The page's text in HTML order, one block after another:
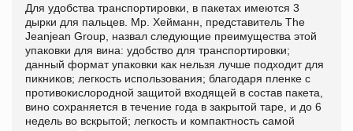
Для удобства транспортировки, в пакетах имеются 3
дырки для пальцев. Мр. Хейманн, представитель The
Jeanjean Group, назвал следующие преимущества этой
упаковки для вина: удобство для транспортировки;
данный формат упаковки как нельзя лучше подходит для
пикников; легкость использования; благодаря пленке с
противокислородной защитой входящей в состав пакета,
вино сохраняется в течение года в закрытой таре, и до 6
недель во вскрытой; легкость и компактность самой